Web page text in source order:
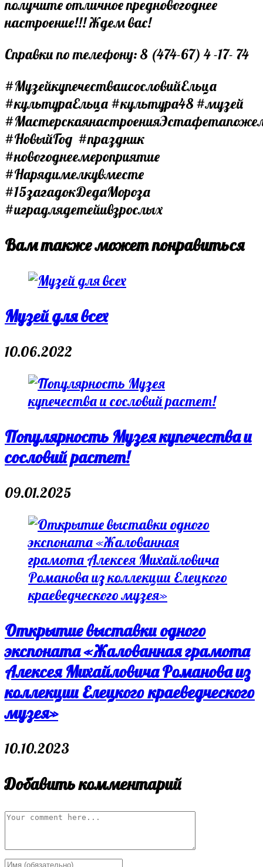
получите отличное предновогоднее
настроение!!! Ждем вас!
Справки по телефону: 8 (474-67) 4 -17- 74
#МузейкупечестваисословийЕльца
#культураЕльца #культура48 #музей
#НовыйГод #праздник
#новогоднеемероприятие
#Нарядимелкувместе
#15загадокДедаМороза
#иградлядетейивзрослых
Вам также может понравиться
Музей для всех
10.06.2022
Популярность Музея купечества и
сословий растет!
09.01.2025
Открытие выставки одного
экспоната «Жалованная грамота
Алексея Михайловича Романова из
коллекции Елецкого краеведческого
музея»
10.10.2023
Добавить комментарий